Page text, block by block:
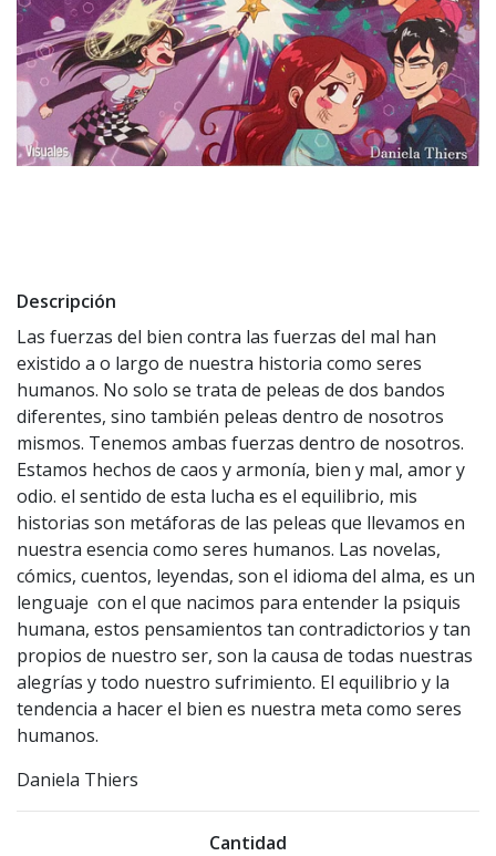
Descripción
Las fuerzas del bien contra las fuerzas del mal han
existido a o largo de nuestra historia como seres
humanos. No solo se trata de peleas de dos bandos
diferentes, sino también peleas dentro de nosotros
mismos. Tenemos ambas fuerzas dentro de nosotros.
Estamos hechos de caos y armonía, bien y mal, amor y
odio. el sentido de esta lucha es el equilibrio, mis
historias son metáforas de las peleas que llevamos en
nuestra esencia como seres humanos. Las novelas,
cómics, cuentos, leyendas, son el idioma del alma, es un
lenguaje con el que nacimos para entender la psiquis
humana, estos pensamientos tan contradictorios y tan
propios de nuestro ser, son la causa de todas nuestras
alegrías y todo nuestro sufrimiento. El equilibrio y la
tendencia a hacer el bien es nuestra meta como seres
humanos.
Daniela Thiers
Cantidad